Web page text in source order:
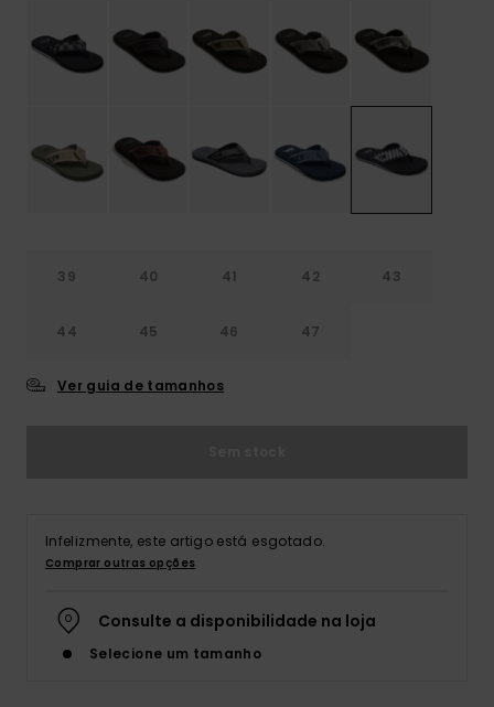
39 40 41 42 43
44 45 46 47
Ver guia de tamanhos
Infelizmente, este artigo está esgotado.
Comprar outras opções
Consulte a disponibilidade na loja
Selecione um tamanho